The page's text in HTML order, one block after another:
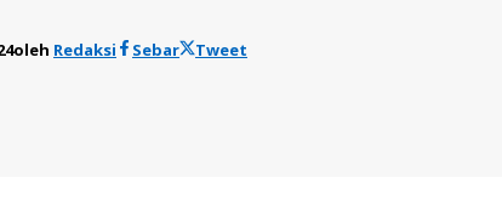
oleh Redaksi Sebar
Tweet